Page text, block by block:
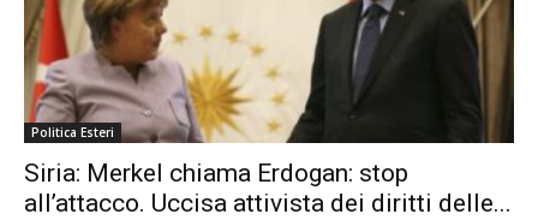
Politica Esteri
Siria: Merkel chiama Erdogan: stop
all’attacco. Uccisa attivista dei diritti delle...